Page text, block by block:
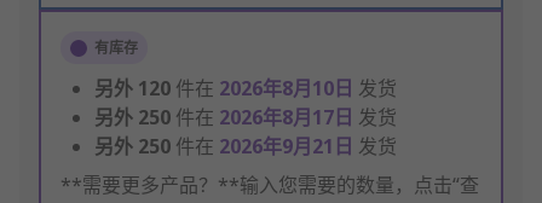
有库存
另外 120 件在 2026年8月10日 发货
另外 250 件在 2026年8月17日 发货
另外 250 件在 2026年9月21日 发货
**需要更多产品？**输入您需要的数量，点击“查